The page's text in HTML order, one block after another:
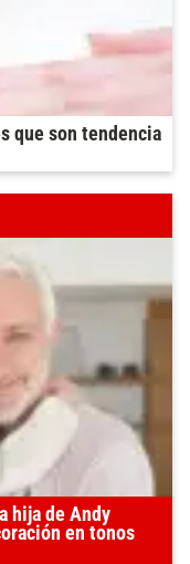
que son tendencia
hija de Andy
en tonos